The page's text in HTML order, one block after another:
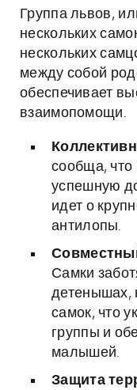
Группа львов,
нескольких
нескольких
между собой
обеспечивает
взаимопомощи.
сообща,
успешную
идет о
антилопы.
Самки
детенышах,
самок, что
группы и
малышей.
Защита